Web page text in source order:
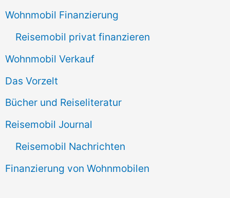
Wohnmobil Finanzierung
Reisemobil privat finanzieren
Wohnmobil Verkauf
Das Vorzelt
Bücher und Reiseliteratur
Reisemobil Journal
Reisemobil Nachrichten
Finanzierung von Wohnmobilen